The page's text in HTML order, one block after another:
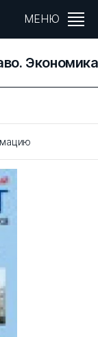
МЕНЮ
Экономика